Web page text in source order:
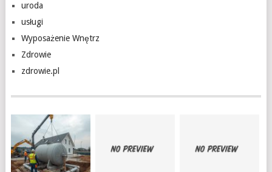
uroda
usługi
Wyposażenie Wnętrz
Zdrowie
zdrowie.pl